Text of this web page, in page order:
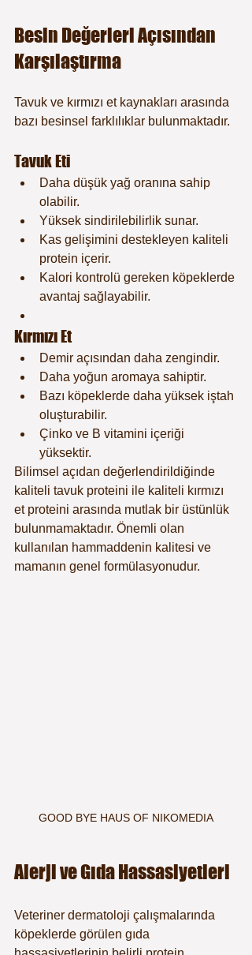
Besin Değerleri Açısından
Karşılaştırma
Tavuk ve kırmızı et kaynakları arasında
bazı besinsel farklılıklar bulunmaktadır.
Tavuk Eti
Daha düşük yağ oranına sahip
olabilir.
Yüksek sindirilebilirlik sunar.
Kas gelişimini destekleyen kaliteli
protein içerir.
Kalori kontrolü gereken köpeklerde
avantaj sağlayabilir.
Kırmızı Et
Demir açısından daha zengindir.
Daha yoğun aromaya sahiptir.
Bazı köpeklerde daha yüksek iştah
oluşturabilir.
Çinko ve B vitamini içeriği
yüksektir.
Bilimsel açıdan değerlendirildiğinde
kaliteli tavuk proteini ile kaliteli kırmızı
et proteini arasında mutlak bir üstünlük
bulunmamaktadır. Önemli olan
kullanılan hammaddenin kalitesi ve
mamanın genel formülasyonudur.
GOOD BYE HAUS OF NIKOMEDIA
Alerji ve Gıda Hassasiyetleri
Veteriner dermatoloji çalışmalarında
köpeklerde görülen gıda